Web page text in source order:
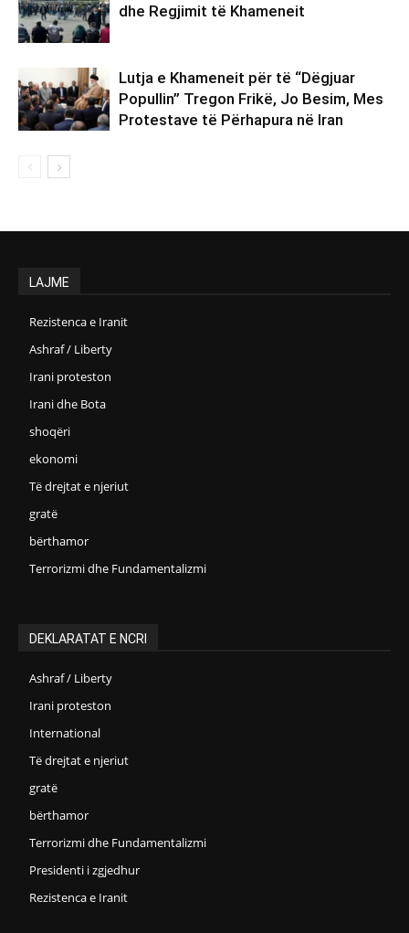
dhe Regjimit të Khameneit
Lutja e Khameneit për të “Dëgjuar
Popullin” Tregon Frikë, Jo Besim, Mes
Protestave të Përhapura në Iran
LAJME
Rezistenca e Iranit
Ashraf / Liberty
Irani proteston
Irani dhe Bota
shoqëri
ekonomi
Të drejtat e njeriut
gratë
bërthamor
Terrorizmi dhe Fundamentalizmi
DEKLARATAT E NCRI
Ashraf / Liberty
Irani proteston
International
Të drejtat e njeriut
gratë
bërthamor
Terrorizmi dhe Fundamentalizmi
Presidenti i zgjedhur
Rezistenca e Iranit